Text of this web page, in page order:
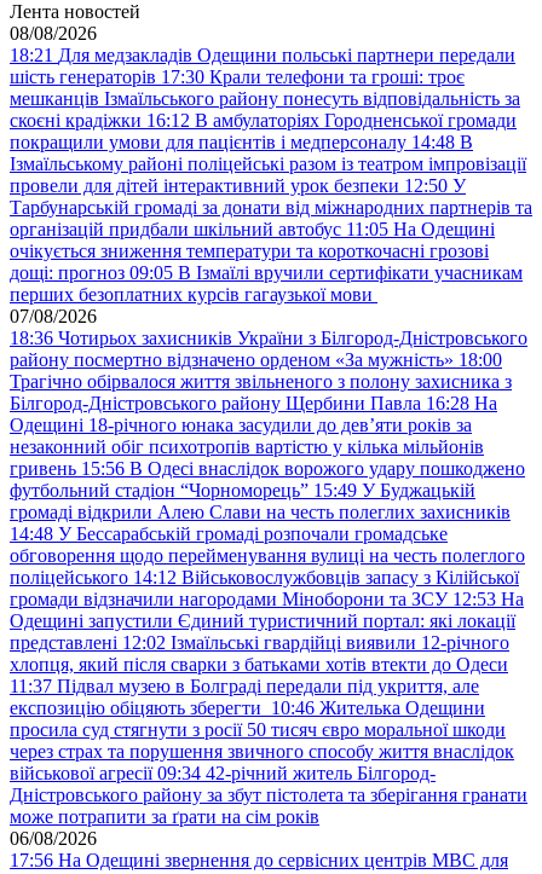
Лента новостей
08/08/2026
18:21 Для медзакладів Одещини польські партнери передали
шість генераторів 17:30 Крали телефони та гроші: троє
мешканців Ізмаїльського району понесуть відповідальність за
скоєні крадіжки 16:12 В амбулаторіях Городненської громади
покращили умови для пацієнтів і медперсоналу 14:48 В
Ізмаїльському районі поліцейські разом із театром імпровізації
провели для дітей інтерактивний урок безпеки 12:50 У
Тарбунарській громаді за донати від міжнародних партнерів та
організацій придбали шкільний автобус 11:05 На Одещині
очікується зниження температури та короткочасні грозові
дощі: прогноз 09:05 В Ізмаїлі вручили сертифікати учасникам
перших безоплатних курсів гагаузької мови
07/08/2026
18:36 Чотирьох захисників України з Білгород-Дністровського
району посмертно відзначено орденом «За мужність» 18:00
Трагічно обірвалося життя звільненого з полону захисника з
Білгород-Дністровського району Щербини Павла 16:28 На
Одещині 18-річного юнака засудили до дев’яти років за
незаконний обіг психотропів вартістю у кілька мільйонів
гривень 15:56 В Одесі внаслідок ворожого удару пошкоджено
футбольний стадіон “Чорноморець” 15:49 У Буджацькій
громаді відкрили Алею Слави на честь полеглих захисників
14:48 У Бессарабській громаді розпочали громадське
обговорення щодо перейменування вулиці на честь полеглого
поліцейського 14:12 Військовослужбовців запасу з Кілійської
громади відзначили нагородами Міноборони та ЗСУ 12:53 На
Одещині запустили Єдиний туристичний портал: які локації
представлені 12:02 Ізмаїльські гвардійці виявили 12-річного
хлопця, який після сварки з батьками хотів втекти до Одеси
11:37 Підвал музею в Болграді передали під укриття, але
експозицію обіцяють зберегти 10:46 Жителька Одещини
просила суд стягнути з росії 50 тисяч євро моральної шкоди
через страх та порушення звичного способу життя внаслідок
військової агресії 09:34 42-річний житель Білгород-
Дністровського району за збут пістолета та зберігання гранати
може потрапити за ґрати на сім років
06/08/2026
17:56 На Одещині звернення до сервісних центрів МВС для